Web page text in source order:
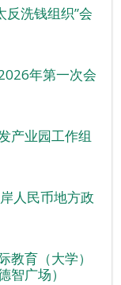
反洗钱组织”会
年第一次会
产业园工作组
人民币地方政
教育（大学）
广场）